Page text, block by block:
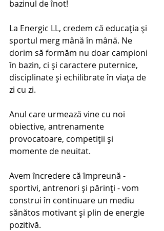
bazinul de înot!
La Energic LL, credem că educația și
sportul merg mână în mână. Ne
dorim să formăm nu doar campioni
în bazin, ci și caractere puternice,
disciplinate și echilibrate în viața de
zi cu zi.
Anul care urmează vine cu noi
obiective, antrenamente
provocatoare, competiții și
momente de neuitat.
Avem încredere că împreună -
sportivi, antrenori și părinți - vom
construi în continuare un mediu
sănătos motivant și plin de energie
pozitivă.